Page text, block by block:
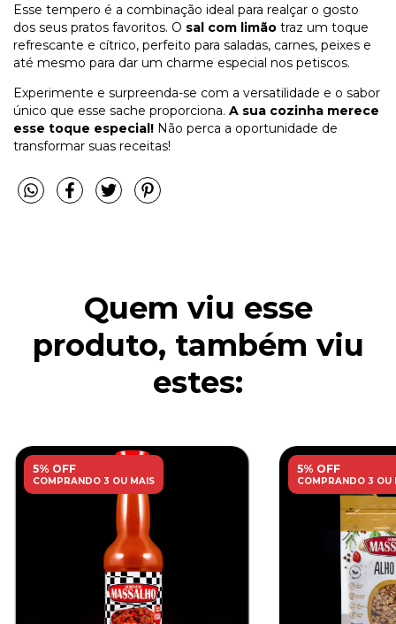
Esse tempero é a combinação ideal para realçar o gosto
dos seus pratos favoritos. O sal com limão traz um toque
refrescante e cítrico, perfeito para saladas, carnes, peixes e
até mesmo para dar um charme especial nos petiscos.
Experimente e surpreenda-se com a versatilidade e o sabor
único que esse sache proporciona. A sua cozinha merece
esse toque especial! Não perca a oportunidade de
transformar suas receitas!
Quem viu esse
produto, também viu
estes:
5% OFF
COMPRANDO 3 OU MAIS
5% OFF
COMPRANDO 3 OU